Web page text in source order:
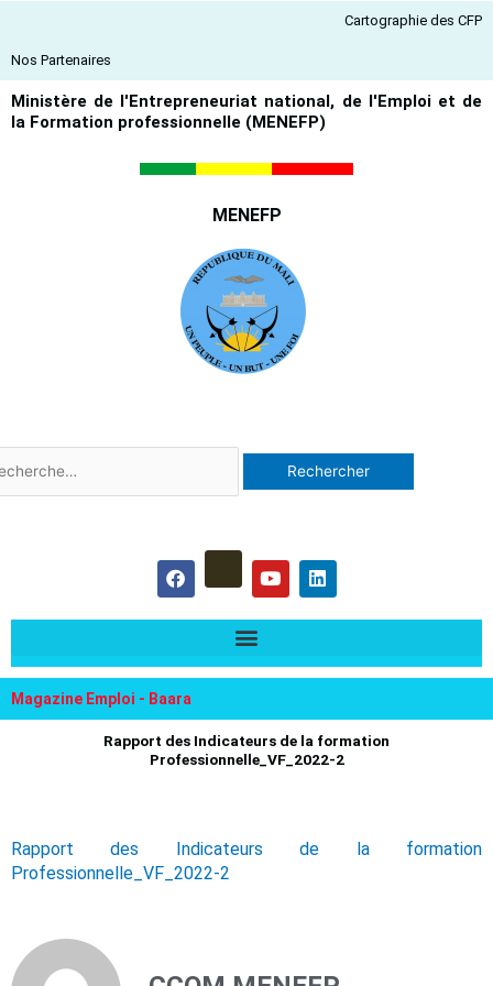
contenu
Cartographie des CFP
Nos Partenaires
Ministère de l'Entrepreneuriat national, de l'Emploi et de
la Formation professionnelle (MENEFP)
MENEFP
:
F
a
c
e
o
Y
o
u
t
e
L
i
n
k
i
Magazine Emploi - Baara
Rapport des Indicateurs de la formation
Professionnelle_VF_2022-2
Rapport des Indicateurs de la formation
Professionnelle_VF_2022-2